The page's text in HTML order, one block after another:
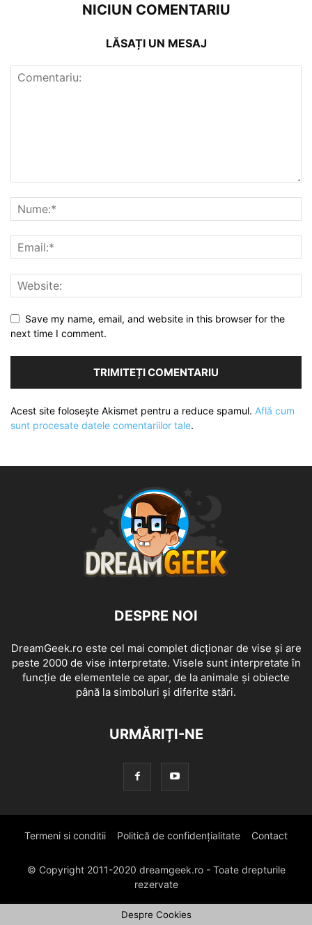
NICIUN COMENTARIU
LĂSAȚI UN MESAJ
Save my name, email, and website in this browser for the
next time I comment.
Acest site folosește Akismet pentru a reduce spamul. Află cum
sunt procesate datele comentariilor tale.
DESPRE NOI
DreamGeek.ro este cel mai complet dicționar de vise și are
peste 2000 de vise interpretate. Visele sunt interpretate în
funcție de elementele ce apar, de la animale și obiecte
până la simboluri și diferite stări.
URMĂRIȚI-NE
Termeni si conditii Politică de confidențialitate Contact
© Copyright 2011-2020 dreamgeek.ro - Toate drepturile
rezervate
Despre Cookies